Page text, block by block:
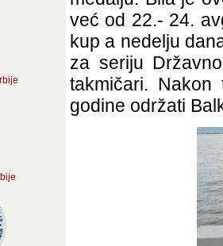
već od 22.- 24.
kup a nedelju
za seriju
takmičari.
godine održati